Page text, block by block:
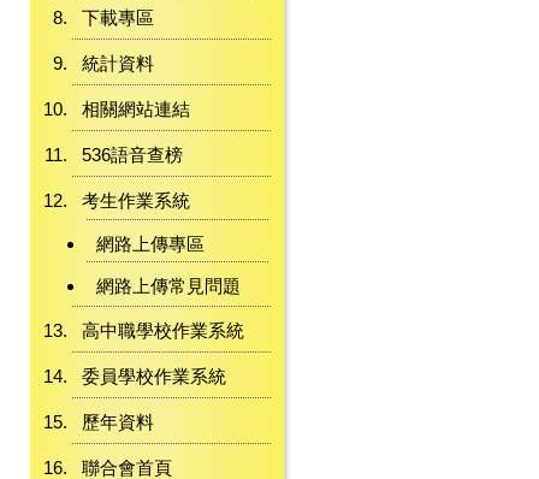
下載專區
統計資料
相關網站連結
536語音查榜
考生作業系統
網路上傳專區
網路上傳常見問題
高中職學校作業系統
委員學校作業系統
歷年資料
聯合會首頁